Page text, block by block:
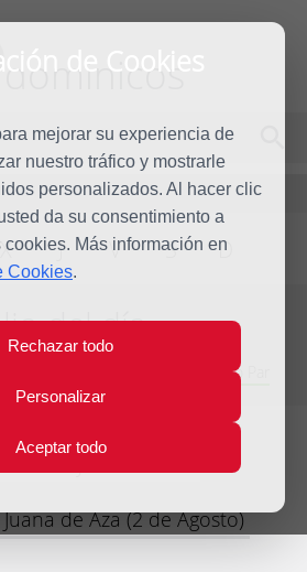
de Cookies
mejorar su experiencia de
nuestro tráfico y mostrarle
personalizados. Al hacer clic
da su consentimiento a
Más información en
Cookies.
Rechazar todo
Personalizar
Aceptar todo
dominicos
X J V S D
del día
del Tiempo Ordinario - Año Par
del día y comentario
de Aza (2 de Agosto)